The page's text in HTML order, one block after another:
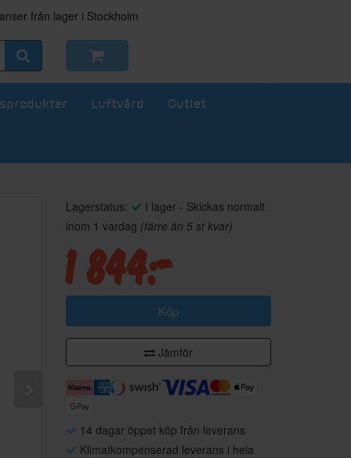
från lager i Stockholm
Luftvård Outlet
Lagerstatus:
I lager - Skickas normalt
inom 1 vardag (färre än 5 st kvar)
1 844:-
Köp
Jämför
14 dagar öppet köp från leverans
Klimatkompenserad leverans i hela